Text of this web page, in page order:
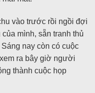
vào trước rồi ngồi đợi
mình, sẵn tranh thủ
nay còn có cuộc
ra bây giờ người
thành cuộc họp